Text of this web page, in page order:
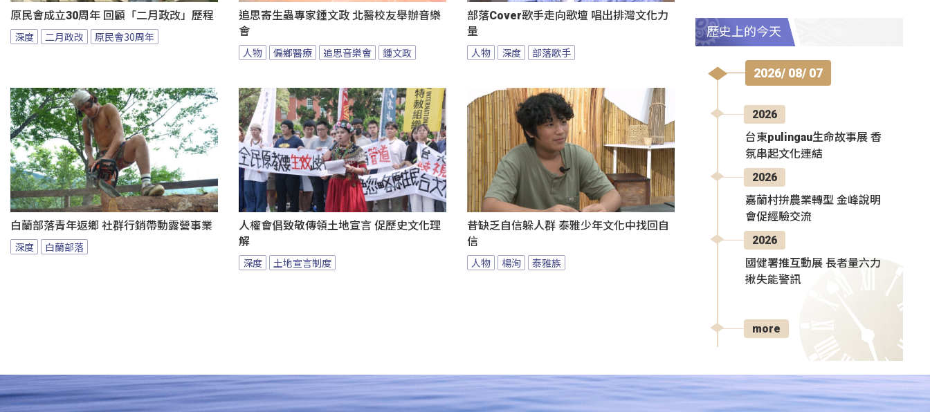
原民會成立30周年 回顧「二月政改」歷程
深度 二月政改 原民會30周年
追思寄生蟲專家鍾文政 北醫校友舉辦音樂
會
人物 偏鄉醫療 追思音樂會 鍾文政
部落Cover歌手走向歌壇 唱出排灣文化力
量
人物 深度 部落歌手
白蘭部落青年返鄉 社群行銷帶動露營事業
深度 白蘭部落
人權會倡致敬傳領土地宣言 促歷史文化理
解
深度 土地宣言制度
昔缺乏自信躲人群 泰雅少年文化中找回自
信
人物 楊洵 泰雅族
歷史上的今天
2026/ 08/ 07
2026
台東pulingau生命故事展 香
氛串起文化連結
2026
嘉蘭村拚農業轉型 金峰說明
會促經驗交流
2026
國健署推互動展 長者量六力
揪失能警訊
more